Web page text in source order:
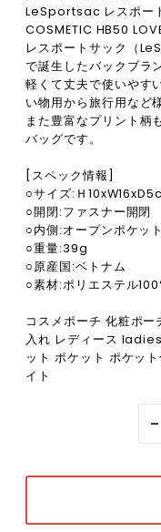
LeSportsac レスポー
COSMETIC HB50
レスポートサック（
で誕生したバックブラ
軽くて丈夫で使いやす
い物用から旅行用など
また豊富なプリント柄
バッグです。
[スペック情報]
○サイズ:Ｈ
○開閉:ファスナー開閉
○内側:オープンポケッ
○重量:39g
○原産国:ベトナム
○素材:ポリエステル
コスメポーチ 化粧ポ
入れ レディース
ット ポケット ポケッ
イト
-